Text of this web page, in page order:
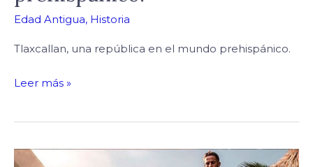
Edad Antigua, Historia
Tlaxcallan, una república en el mundo prehispánico.
Leer más »
Crítica